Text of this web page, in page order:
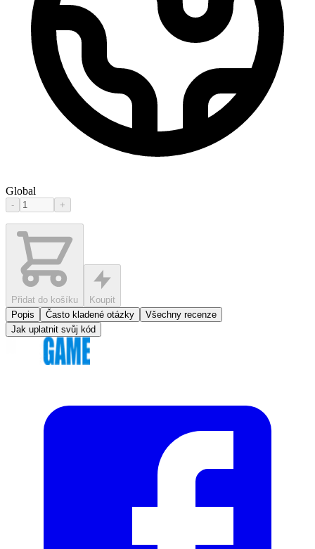
Global
- +
Přidat do košíku
Koupit
Popis
Často kladené otázky
Všechny recenze
Jak uplatnit svůj kód